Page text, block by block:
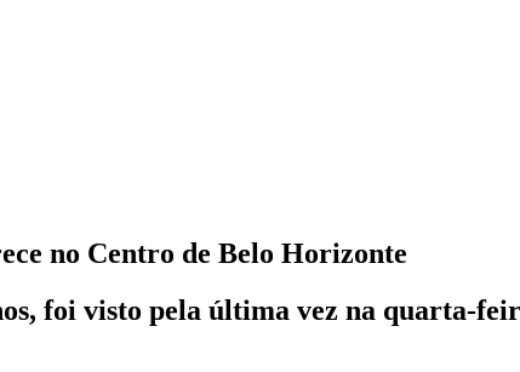
no Centro de Belo Horizonte
foi visto pela última vez na quarta-